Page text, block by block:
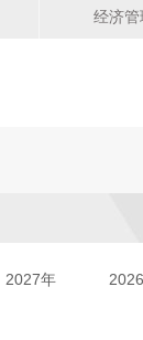
经济管
2027年